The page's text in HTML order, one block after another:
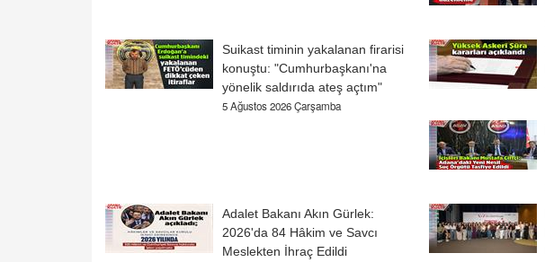
Suikast timinin yakalanan firarisi
konuştu: "Cumhurbaşkanı'na
yönelik saldırıda ateş açtım"
5 Ağustos 2026 Çarşamba
Adalet Bakanı Akın Gürlek:
2026'da 84 Hâkim ve Savcı
Meslekten İhraç Edildi